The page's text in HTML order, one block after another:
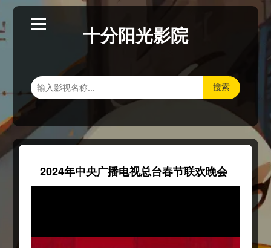
十分阳光影院
搜索
2024年中央广播电视总台春节联欢晚会